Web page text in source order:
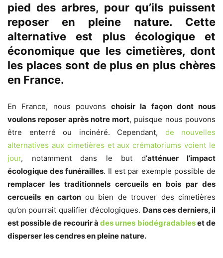
pied des arbres, pour qu’ils puissent
reposer en pleine nature. Cette
alternative est plus écologique et
économique que les cimetières, dont
les places sont de plus en plus chères
en France.
En France, nous pouvons choisir la façon dont nous
voulons reposer après notre mort, puisque nous pouvons
être enterré ou incinéré. Cependant, de nouvelles
alternatives aux cimetières et aux crématoriums voient le
jour, notamment dans le but d’atténuer l’impact
écologique des funérailles. Il est par exemple possible de
remplacer les traditionnels cercueils en bois par des
cercueils en carton ou bien de trouver des cimetières
qu’on pourrait qualifier d’écologiques. Dans ces derniers, il
est possible de recourir àdes urnes biodégradableset de
disperser les cendres en pleine nature.